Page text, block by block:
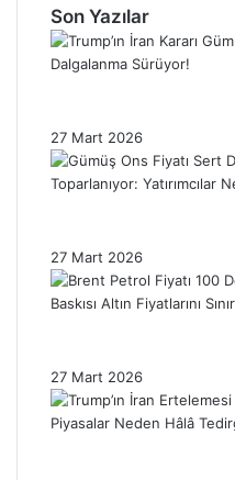
Son Yazılar
27 Mart 2026
27 Mart 2026
27 Mart 2026